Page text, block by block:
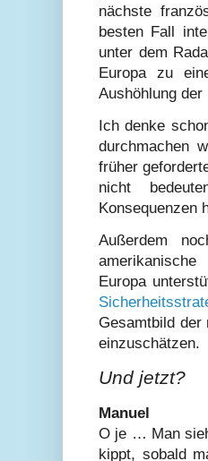
nächste
besten Fall
unter dem
Europa zu
Aushöhlung der
Ich denke
durchmachen
früher
nicht
Konsequenzen
Außerdem
Europa
Gesamtbild
einzuschätzen.
Und jetzt?
Manuel
O je … Man
kippt, sobald